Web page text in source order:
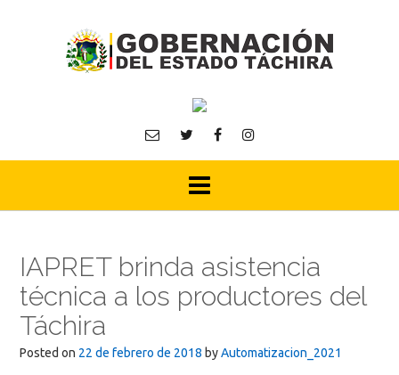
IAPRET brinda asistencia
técnica a los productores del
Táchira
Posted on 22 de febrero de 2018 byAutomatizacion_2021